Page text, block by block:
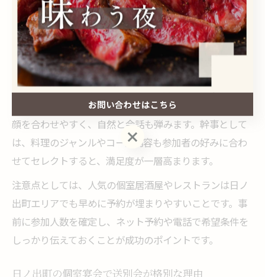
点です。そのため、送別される方へのメッセージ動画の
上映や、参加者全員での記念撮影など、プライベートな
空間ならではの演出が可能となります。
さらに、個室のレイアウトや座席配置を工夫すること
で、一体感を高めやすくなります。例えば、円卓やコの
字型の配置にすることで、送別される方を中心に全員が
顔を合わせやすく、自然と会話も弾みます。幹事として
は、料理のジャンルやコース内容も参加者の好みに合わ
せてセレクトすると、満足度が一層高まります。
注意点としては、人気の個室居酒屋やレストランは日ノ
出町エリアでも早めに予約が埋まりやすいことです。事
前に参加人数を確定し、ネット予約や電話で希望条件を
しっかり伝えておくことが成功のポイントです。
お問い合わせはこちら
お問い合わせはこちら